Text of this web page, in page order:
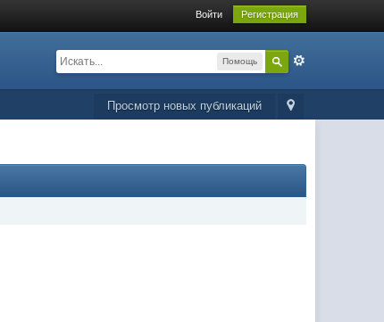
Войти Регистрация
Помощь
Просмотр новых публикаций